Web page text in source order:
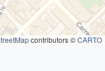
contributors ©CARTO